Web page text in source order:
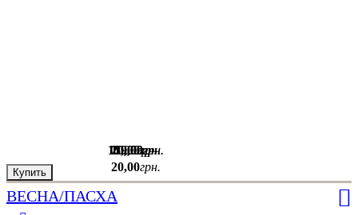
179,00грн.
Купить 20,00грн.
10,00грн.
Купить
1,00грн.
Купить
150,00грн.
Купить
20,00грн.
Купить
ВЕСНА/ПАСХА